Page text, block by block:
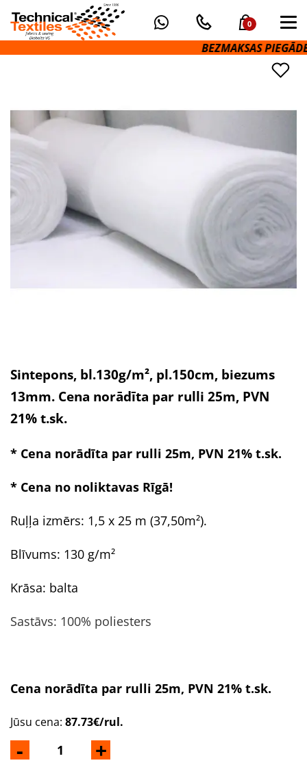
0
BEZMAKSAS PIEGĀDE UZ
Sintepons, bl.130g/m², pl.150cm, biezums
13mm. Cena norādīta par rulli 25m, PVN
21% t.sk.
* Cena norādīta par rulli 25m, PVN 21% t.sk.
* Cena no noliktavas Rīgā!
Ruļļa izmērs: 1,5 x 25 m (37,50m²).
Blīvums: 130 g/m²
Krāsa: balta
Sastāvs: 100% poliesters
Cena norādīta par rulli 25m, PVN 21% t.sk.
- +
Jūsu cena: 87.73€/rul.